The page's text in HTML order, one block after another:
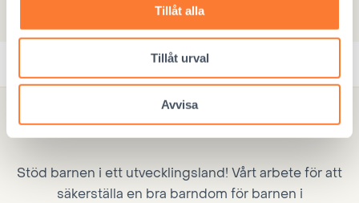
Tillåt alla
Tillåt urval
Avvisa
Donera
Stöd barnen i ett utvecklingsland! Vårt arbete för att
säkerställa en bra barndom för barnen i